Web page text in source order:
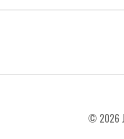
© 2026